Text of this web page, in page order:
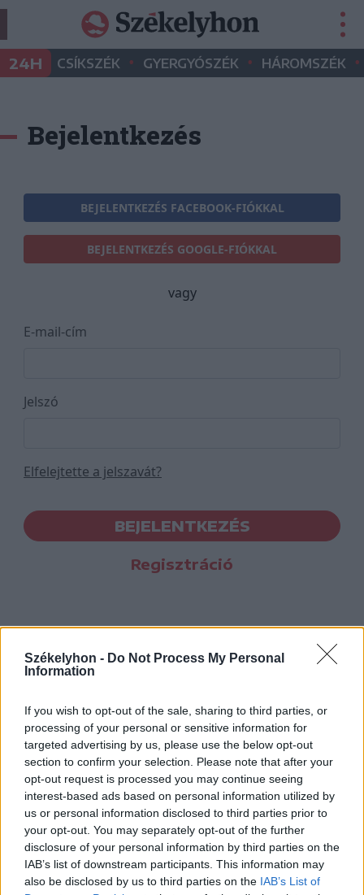
Székelyhon - Do Not Process My Personal
Information
If you wish to opt-out of the sale, sharing to third parties, or
processing of your personal or sensitive information for
targeted advertising by us, please use the below opt-out
section to confirm your selection. Please note that after your
opt-out request is processed you may continue seeing
interest-based ads based on personal information utilized by
us or personal information disclosed to third parties prior to
your opt-out. You may separately opt-out of the further
disclosure of your personal information by third parties on the
IAB’s list of downstream participants. This information may
also be disclosed by us to third parties on the IAB’s List of
24H CSÍKSZÉK • GYERGYÓSZÉK • HÁROMSZÉK •
Bejelentkezés
BEJELENTKEZÉS FACEBOOK-FIÓKKAL
BEJELENTKEZÉS GOOGLE-FIÓKKAL
vagy
E-mail-cím
Jelszó
Elfelejtette a jelszavát?
BEJELENTKEZÉS
Regisztráció
Hasznos
Impresszum
Szerzői jogok
Adatvédelmi tájékoztató
Cookie-kezelési tájékoztató